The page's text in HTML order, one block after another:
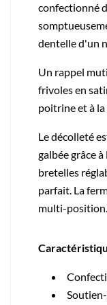
confectionné
dentelle d'un
Un rappel
frivoles en
poitrine et à la
Le décolleté
galbée grâce
bretelles
parfait. La
multi-position.